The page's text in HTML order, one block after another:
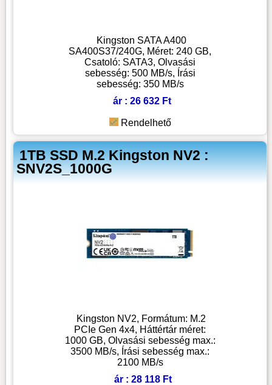
Kingston SATA A400
SA400S37/240G, Méret: 240 GB,
Csatoló: SATA3, Olvasási
sebesség: 500 MB/s, Írási
sebesség: 350 MB/s
ár : 26 632 Ft
Rendelhető
1TB SSD M.2 Kingston NV2 :
SNV2S_1000G
Kingston NV2, Formátum: M.2
PCIe Gen 4x4, Háttértár méret:
1000 GB, Olvasási sebesség max.:
3500 MB/s, Írási sebesség max.:
2100 MB/s
ár : 28 118 Ft